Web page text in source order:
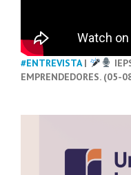
#ENTREVISTA|
EMPRENDEDORES. (05-